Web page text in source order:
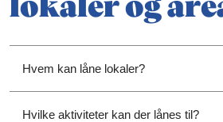
lokaler og
Hvem kan låne lokaler?
Hvilke aktiviteter kan der lånes til?